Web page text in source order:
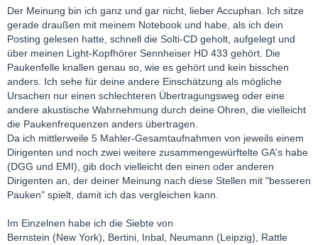
Der Meinung bin ich ganz und gar nicht, lieber Accuphan. Ich sitze
gerade draußen mit meinem Notebook und habe, als ich dein
Posting gelesen hatte, schnell die Solti-CD geholt, aufgelegt und
über meinen Light-Kopfhörer Sennheiser HD 433 gehört. Die
Paukenfelle knallen genau so, wie es gehört und kein bisschen
anders. Ich sehe für deine andere Einschätzung als mögliche
Ursachen nur einen schlechteren Übertragungsweg oder eine
andere akustische Wahrnehmung durch deine Ohren, die vielleicht
die Paukenfrequenzen anders übertragen.
Da ich mittlerweile 5 Mahler-Gesamtaufnahmen von jeweils einem
Dirigenten und noch zwei weitere zusammengewürftelte GA's habe
(DGG und EMI), gib doch vielleicht den einen oder anderen
Dirigenten an, der deiner Meinung nach diese Stellen mit "besseren
Pauken" spielt, damit ich das vergleichen kann.
Im Einzelnen habe ich die Siebte von
Bernstein (New York), Bertini, Inbal, Neumann (Leipzig), Rattle